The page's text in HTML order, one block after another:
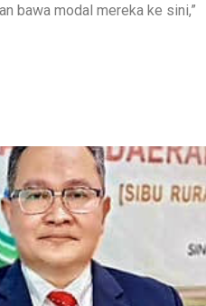
bawa modal mereka ke sini,”